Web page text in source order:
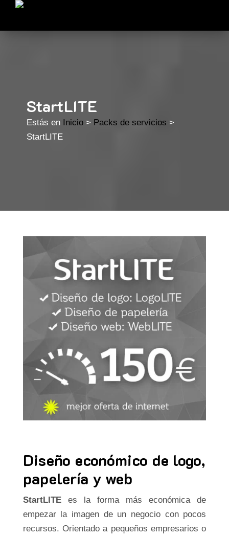
StartLITE
Estás en Inicio > Packs de servicios >
StartLITE
Diseño económico de logo,
papelería y web
StartLITEes la forma más económica de
empezar la imagen de un negocio con pocos
recursos. Orientado a pequeños empresarios o